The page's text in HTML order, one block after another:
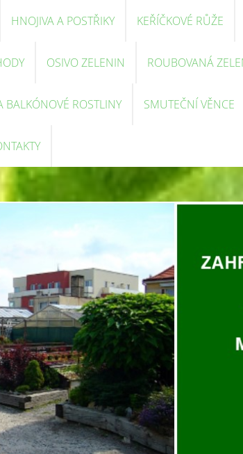
HNOJIVA A POSTŘIKY KEŘÍČKOVÉ RŮŽE
OSIVO ZELENIN ROUBOVANÁ
BALKÓNOVÉ ROSTLINY SMUTEČNÍ VĚNCE